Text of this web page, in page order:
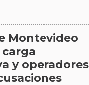
Montevideo
y operadores